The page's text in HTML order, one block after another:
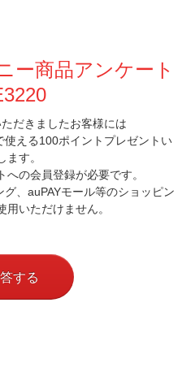
ー商品アンケート
だきましたお客様には
使える100ポイントプレゼントい
ます。
の会員登録が必要です。
、auPAYモール等のショッピン
用いただけません。
する